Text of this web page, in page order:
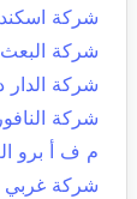
شركة
شركة البعث
شركة الدار
شركة
م ف أ برو
شركة غربي